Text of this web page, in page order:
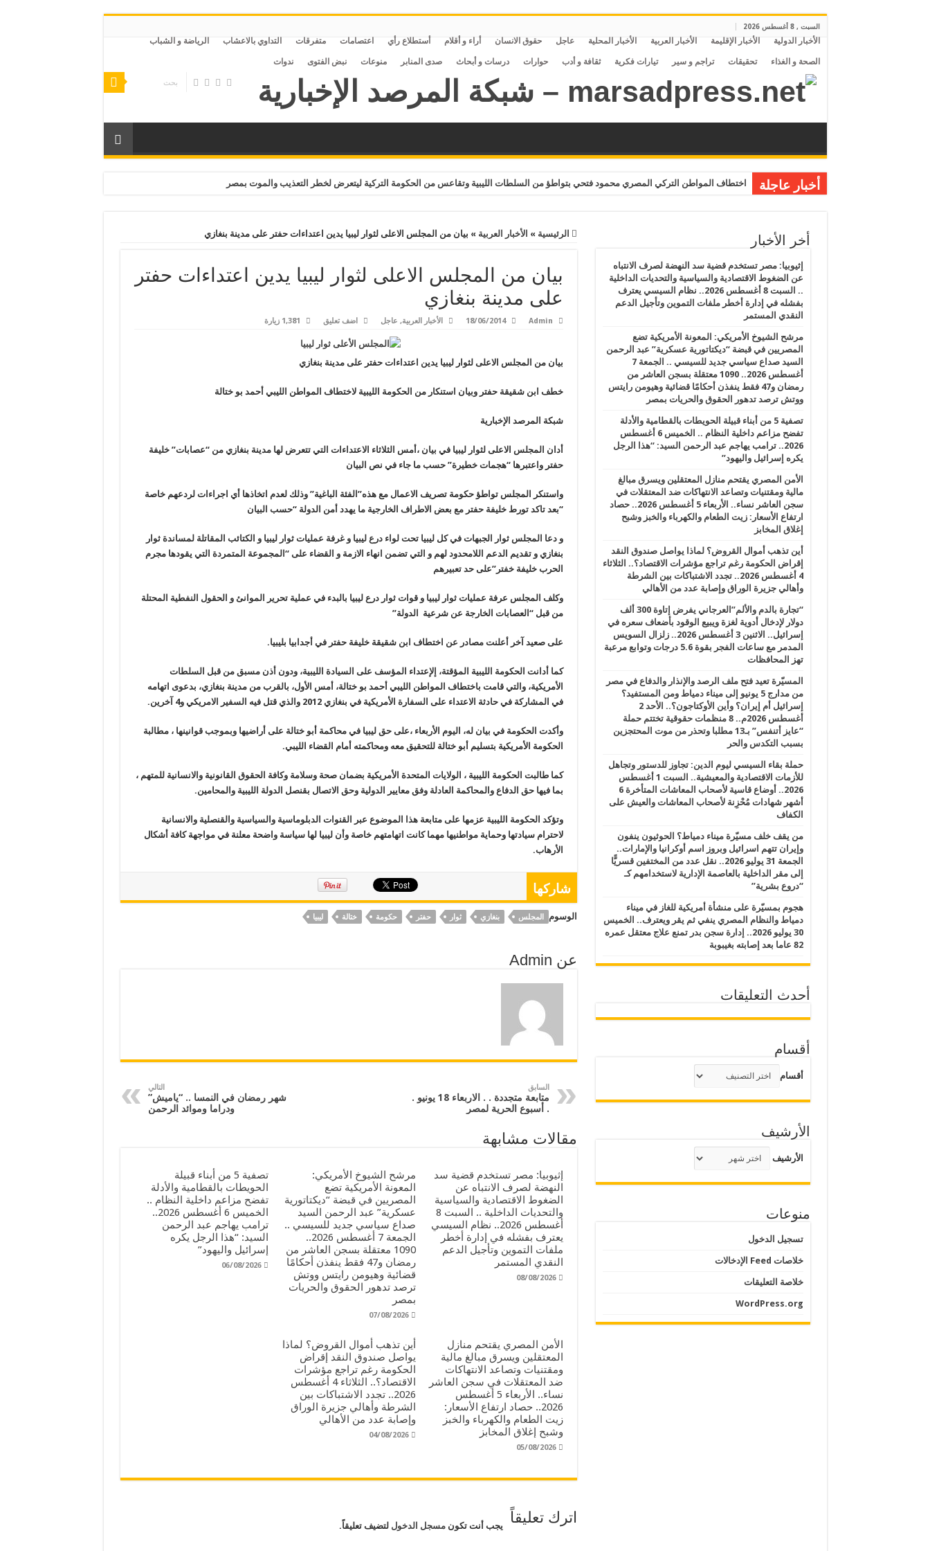
السبت , 8 أغسطس 2026
الأخبار الدولية الأخبار الإقليمة الأخبار العربية الأخبار المحلية عاجل حقوق الانسان أراء و أقلام أستطلاع رأي اعتصامات متفرقات التداوي بالاعشاب الرياضة و الشباب
الصحة و الغذاء تحقيقات تراجم و سير تيارات فكرية ثقافة و أدب حوارات درسات و أبحاث صدى المنابر منوعات نبض الفتوى ندوات
أخبار عاجلة اختطاف المواطن التركي المصري محمود فتحي بتواطؤ من السلطات الليبية وتقاعس من الحكومة التركية ليتعرض لخطر التعذيب والموت بمصر
الرئيسية » الأخبار العربية » بيان من المجلس الاعلى لثوار ليبيا يدين اعتداءات حفتر على مدينة بنغازي
بيان من المجلس الاعلى لثوار ليبيا يدين اعتداءات حفتر
على مدينة بنغازي
Admin
18/06/2014 الأخبار العربية, عاجل اضف تعليق 1,381 زيارة
بيان من المجلس الاعلى لثوار ليبيا يدين اعتداءات حفتر على مدينة بنغازي
خطف ابن شقيقة حفتر وبيان استنكار من الحكومة الليبية لاختطاف المواطن الليبي أحمد بو ختالة
شبكة المرصد الإخبارية
أدان المجلس الاعلى لثوار ليبيا في بيان ،أمس الثلاثاء الاعتداءات التي تتعرض لها مدينة بنغازي من “عصابات” خليفة
حفتر واعتبرها “هجمات خطيرة” حسب ما جاء في نص البيان
واستنكر المجلس تواطؤ حكومة تصريف الاعمال مع هذه”الفئة الباغية” وذلك لعدم اتخاذها أي اجراءات لردعهم خاصة
“بعد تاكد تورط خليفة حفتر مع بعض الاطراف الخارجية ما يهدد أمن الدولة “حسب البيان
و دعا المجلس ثوار الجبهات في كل ليبيا تحت لواء درع ليبيا و غرفة عمليات ثوار ليبيا و الكتائب المقاتلة لمساندة ثوار
بنغازي و تقديم الدعم اللامحدود لهم و التي تضمن انهاء الازمة و القضاء على “المجموعة المتمردة التي يقودها مجرم
الحرب خليفة خفتر”على حد تعبيرهم
وكلف المجلس عرفة عمليات ثوار ليبيا و قوات ثوار درع ليبيا بالبدء في عملية تحرير الموانئ و الحقول النفطية المحتلة
من قبل “العصابات الخارجة عن شرعية الدولة”
على صعيد آخر أعلنت مصادر عن اختطاف ابن شقيقة خليفة حفتر في أجدابيا بليبيا.
كما أدانت الحكومة الليبية المؤقتة، إلإعتداء المؤسف على السيادة الليبية، ودون أذن مسبق من قبل السلطات
الأمريكية، والتي قامت باختطاف المواطن الليبي أحمد بو ختالة، أمس الأول، بالقرب من مدينة بنغازي، بدعوى اتهامه
في المشاركة في حادثة الاعتداء على السفارة الأمريكية في بنغازي 2012 والذي قتل فيه السفير الامريكي و4 آخرين.
وأكدت الحكومة في بيان له، اليوم الأربعاء ،على حق ليبيا في محاكمة أبو ختالة على أراضيها وبموجب قوانينها ، مطالبة
الحكومة الأمريكية بتسليم أبو ختالة للتحقيق معه ومحاكمته أمام القضاء الليبي.
كما طالبت الحكومة الليبية ، الولايات المتحدة الأمريكية بضمان صحة وسلامة وكافة الحقوق القانونية والانسانية للمتهم ،
بما فيها حق الدفاع والمحاكمة العادلة وفق معايير الدولية وحق الاتصال بقنصل الدولة الليبية والمحامين.
وتؤكد الحكومة الليبية عزمها على متابعة هذا الموضوع عبر القنوات الدبلوماسية والسياسية والقنصلية والانسانية
لاحترام سيادتها وحماية مواطنيها مهما كانت اتهامتهم خاصة وأن ليبيا لها سياسة واضحة معلنة في مواجهة كافة أشكال
الأرهاب.
شاركها
الوسوم المجلس بنغازي ثوار حفتر حكومة ختالة ليبيا
عن Admin
السابق
متابعة متجددة . . الاربعاء 18 يونيو .
. أسبوع الحرية لمصر
التالي
شهر رمضان في النمسا .. “ياميش”
ودراما وموائد الرحمن
مقالات مشابهة
إثيوبيا: مصر تستخدم قضية سد
النهضة لصرف الانتباه عن
الضغوط الاقتصادية والسياسية
والتحديات الداخلية .. السبت 8
أغسطس 2026.. نظام السيسي
يعترف بفشله في إدارة أخطر
ملفات التموين وتأجيل الدعم
النقدي المستمر
08/08/2026
مرشح الشيوخ الأمريكي:
المعونة الأمريكية تضع
المصريين في قبضة “ديكتاتورية
عسكرية” عبد الرحمن السيد
صداع سياسي جديد للسيسي ..
الجمعة 7 أغسطس 2026..
1090 معتقلة بسجن العاشر من
رمضان و47 فقط ينفذن أحكامًا
قضائية وهيومن رايتس ووتش
ترصد تدهور الحقوق والحريات
بمصر
07/08/2026
تصفية 5 من أبناء قبيلة
الحويطات بالقطامية والأدلة
تفضح مزاعم داخلية النظام ..
الخميس 6 أغسطس 2026..
ترامب يهاجم عبد الرحمن
السيد: “هذا الرجل يكره
إسرائيل واليهود”
06/08/2026
الأمن المصري يقتحم منازل
المعتقلين ويسرق مبالغ مالية
ومقتنيات وتصاعد الانتهاكات
ضد المعتقلات في سجن العاشر
نساء.. الأربعاء 5 أغسطس
2026.. حصاد ارتفاع الأسعار:
زيت الطعام والكهرباء والخبز
وشبح إغلاق المخابز
05/08/2026
أين تذهب أموال القروض؟ لماذا
يواصل صندوق النقد إقراض
الحكومة رغم تراجع مؤشرات
الاقتصاد؟.. الثلاثاء 4 أغسطس
2026.. تجدد الاشتباكات بين
الشرطة وأهالي جزيرة الوراق
وإصابة عدد من الأهالي
04/08/2026
اترك تعليقاً يجب أنت تكونمسجل الدخول لتضيف تعليقاً.
أخر الأخبار
إثيوبيا: مصر تستخدم قضية سد النهضة لصرف الانتباه
عن الضغوط الاقتصادية والسياسية والتحديات الداخلية
.. السبت 8 أغسطس 2026.. نظام السيسي يعترف
بفشله في إدارة أخطر ملفات التموين وتأجيل الدعم
النقدي المستمر
مرشح الشيوخ الأمريكي: المعونة الأمريكية تضع
المصريين في قبضة “ديكتاتورية عسكرية” عبد الرحمن
السيد صداع سياسي جديد للسيسي .. الجمعة 7
أغسطس 2026.. 1090 معتقلة بسجن العاشر من
رمضان و47 فقط ينفذن أحكامًا قضائية وهيومن رايتس
ووتش ترصد تدهور الحقوق والحريات بمصر
تصفية 5 من أبناء قبيلة الحويطات بالقطامية والأدلة
تفضح مزاعم داخلية النظام .. الخميس 6 أغسطس
2026.. ترامب يهاجم عبد الرحمن السيد: “هذا الرجل
يكره إسرائيل واليهود”
الأمن المصري يقتحم منازل المعتقلين ويسرق مبالغ
مالية ومقتنيات وتصاعد الانتهاكات ضد المعتقلات في
سجن العاشر نساء.. الأربعاء 5 أغسطس 2026.. حصاد
ارتفاع الأسعار: زيت الطعام والكهرباء والخبز وشبح
إغلاق المخابز
أين تذهب أموال القروض؟ لماذا يواصل صندوق النقد
إقراض الحكومة رغم تراجع مؤشرات الاقتصاد؟.. الثلاثاء
4 أغسطس 2026.. تجدد الاشتباكات بين الشرطة
وأهالي جزيرة الوراق وإصابة عدد من الأهالي
“تجارة بالدم والألم”العرجاني يفرض إتاوة 300 ألف
دولار لإدخال أدوية لغزة ويبيع الوقود بأضعاف سعره في
إسرائيل.. الاثنين 3 أغسطس 2026.. زلزال السويس
المدمر مع ساعات الفجر بقوة 5.6 درجات وتوابع مرعبة
تهز المحافظات
المسيّرة تعيد فتح ملف الرصد والإنذار والدفاع في مصر
من مدارج 5 يونيو إلى ميناء دمياط ومن المستفيد؟
إسرائيل أم إيران؟ وأين الأوكتاجون؟.. الأحد 2
أغسطس 2026م.. 8 منظمات حقوقية تختتم حملة
“عايز أتنفس” بـ13 مطلبا وتحذر من موت المحتجزين
بسبب التكدس والحر
حملة بقاء السيسي ليوم الدين: تجاوز للدستور وتجاهل
للأزمات الاقتصادية والمعيشية.. السبت 1 أغسطس
2026.. أوضاع قاسية لأصحاب المعاشات المتأخرة 6
أشهر شهادات مُحْزِنة لأصحاب المعاشات والعيش على
الكفاف
من يقف خلف مسيّرة ميناء دمياط؟ الحوثيون ينفون
وإيران تتهم اسرائيل وبروز اسم أوكرانيا والإمارات..
الجمعة 31 يوليو 2026.. نقل عدد من المختفين قسريًّا
إلى مقر الداخلية بالعاصمة الإدارية لاستخدامهم كـ
“دروع بشرية”
هجوم بمسيّرة على منشأة أمريكية للغاز في ميناء
دمياط والنظام المصري ينفي ثم يقر ويعترف.. الخميس
30 يوليو 2026.. إدارة سجن بدر تمنع علاج معتقل عمره
82 عاما بعد إصابته بغيبوبة
أحدث التعليقات
أقسام
أقسام
الأرشيف
الأرشيف
منوعات
تسجيل الدخول
خلاصات Feed الإدخالات
خلاصة التعليقات
WordPress.org